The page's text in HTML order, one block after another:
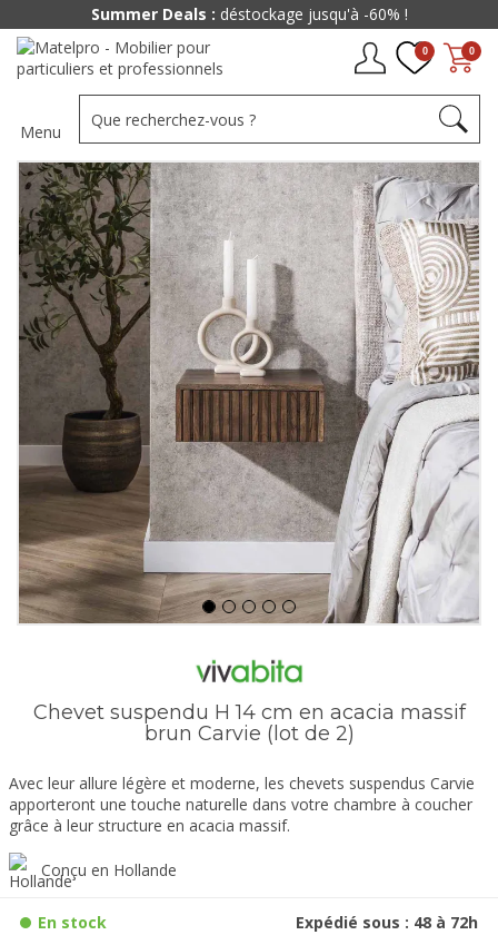
0
0
Menu
Chevet suspendu H 14 cm en acacia massif
brun Carvie (lot de 2)
Avec leur allure légère et moderne, les chevets suspendus Carvie
apporteront une touche naturelle dans votre chambre à coucher
grâce à leur structure en acacia massif.
Conçu en Hollande
En stock Expédié sous : 48 à 72h
Summer Deals : déstockage jusqu'à -60% !